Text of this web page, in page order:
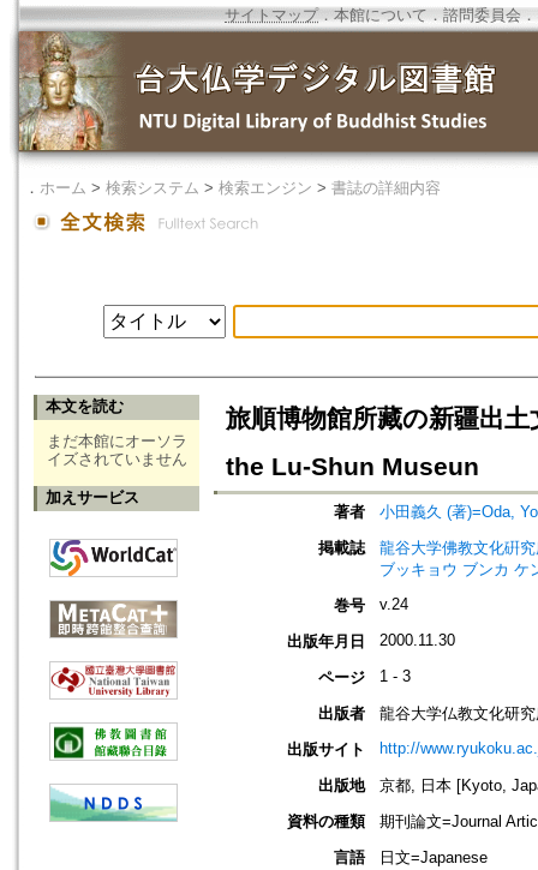
サイトマップ．本館について ． 諮問委員会 ．
． ホーム > 検索システム > 検索エンジン > 書誌の詳細内容
本文を読む
まだ本館にオーソラ
イズされていません
加えサービス
旅順博物館所藏の新疆出
the Lu-Shun Museun
著者
小田義久 (著)=Oda,
掲載誌
龍谷大学佛教文化硏
ブッキョウ ブンカ ケ
巻号
v.24
出版年月日 2000.11.30
ページ 1 - 3
出版者
龍谷大学仏教文化研
出版サイト
http://
出版地
京都, 日本 [Kyoto,
資料の種類
期刊論文=Journal
言語
日文=Japanese